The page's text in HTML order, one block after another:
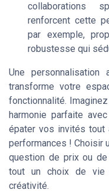
collaborations
renforcent cette
par exemple,
robustesse qui
Une
transforme votre
fonctionnalité.
harmonie parfaite
épater vos invités tout
performances ! Choisir
question de prix ou
tout un choix de
créativité.